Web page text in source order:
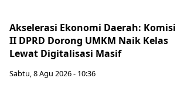
Akselerasi Ekonomi Daerah: Komisi
II DPRD Dorong UMKM Naik Kelas
Lewat Digitalisasi Masif
Sabtu, 8 Agu 2026 - 10:36